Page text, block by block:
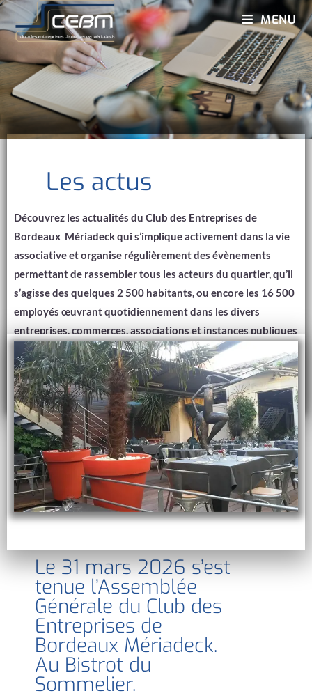
MENU
Les Actus
Les actus
Découvrez les actualités du Club des Entreprises de
Bordeaux Mériadeck qui s’implique activement dans la vie
associative et organise régulièrement des évènements
permettant de rassembler tous les acteurs du quartier, qu’il
s’agisse des quelques 2 500 habitants, ou encore les 16 500
employés œuvrant quotidiennement dans les divers
entreprises, commerces, associations et instances publiques
administratives.
À la une :
L'assemblée
générale
ordinaire du 31
Le 31 mars 2026 s’est
tenue l’Assemblée
Générale du Club des
Entreprises de
Bordeaux Mériadeck.
Au Bistrot du
Sommelier.